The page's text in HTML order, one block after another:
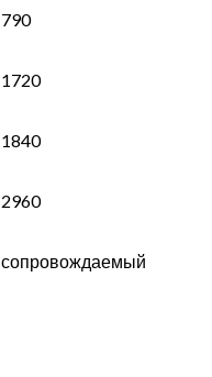
790
1720
1840
2960
сопровождаемый